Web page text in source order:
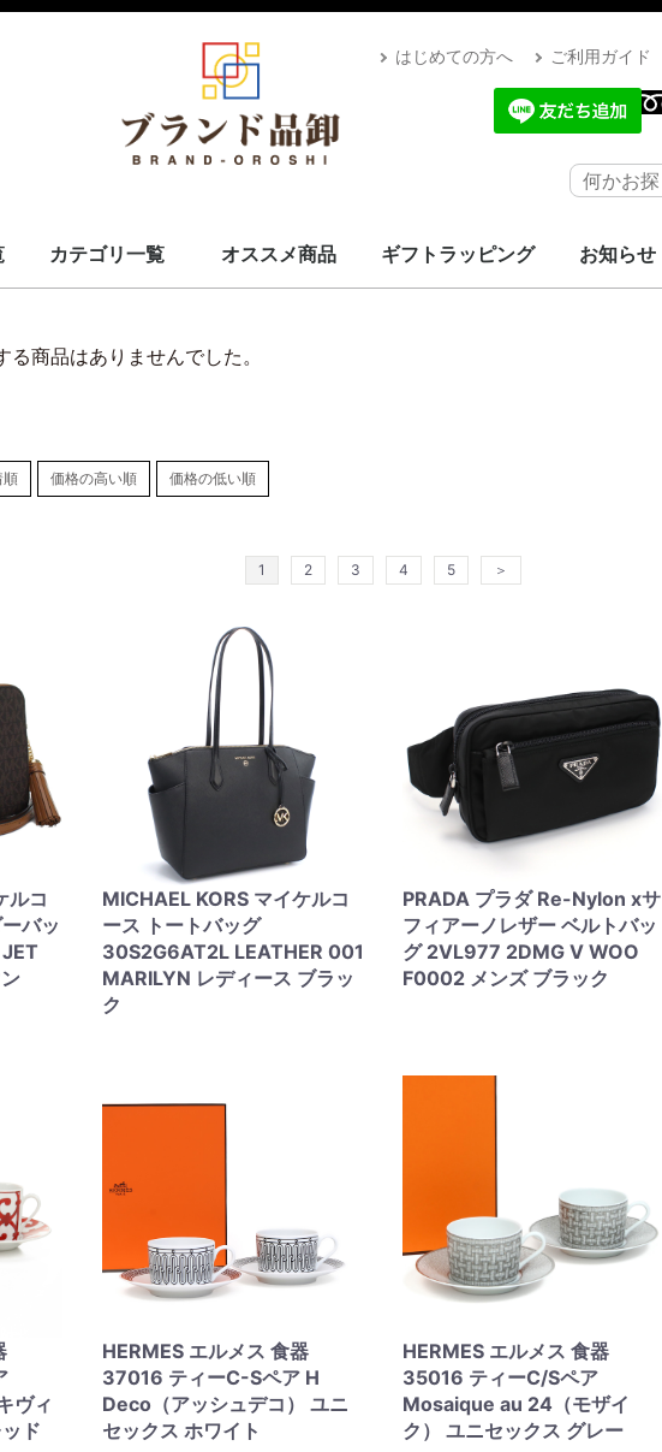
はじめての方へ ご利用ガイド
カテゴリ一覧
スカーフ・マフラー
コート・上着
小物・筆記
バッグ＆ポーチ
財布
腕時計
サングラス、ゴーグル
アロマ＆フレグランス
帽子
靴
ベルト
ネクタイ
アパレル
ベビー用品
靴下・下着
アクセサリ
ペット用品
ギフトラッピング 食器
その他
ALEXANDRE DE PARIS
BRIEFING FONDATION LOUIS VUITTON
CANADA GOOSE
UGG
Stefano Corsini
CAPE HORN
ZANELLATO
IL BISONTE
Vivienne Westwood
GIANNI CHIARINI
CARBOTTI
THENORTHFACE
Advisor
Kahler
Arabia
PATOU
Mackage
Satellite
Carhartt
Banyan's Visa Bay
CUTTER&BUCK
MARKET
PHARMACY
MC2 SAINT
GIORGIO ARMANI
STONEISLAND
YUZEFI
J&M DAVIDSON
Vivienne Westwood
14BROS
STAMERRA
SEE BY CHLOE
PENDLETON
OPENING CEREMONY
MSGM
LACOSTE
Kiton
KAPPA GOLF
HYDROGEN
本間ゴルフ
GOLDEN GOOSE
FRED PERRY
EA7
DROLE DE MONSIEUR
CULTI
Conklin
BUNNIES BY THE BAY
BRUNELLO CUCINELLI
Brioni
BROOKLYN HAT
AVentiQuattrore
ARMANI EXCHANGEADIDAS BY STELLA MCCARTNEY
APEDE MOD
VALEXTRA
MM6
MAISON KITSUNE
ISABEL MARANT
Sara Burglar
Zeus+Dione
Alexander McQueen
MaxMara
Maison Margiela
NIKE
ROLEX
AMI PARIS
JIL SANDER
TOD's
OFF-WHITE
Chloé
MARNI
STELLA MCCARTNEY
CELINE
Karl Lagerfeld
MOOSE KNUCKLES
CANADA GOOSE COMME des GARÇONS
BALMAIN
KENZO
TOM FORD
LOEWE
USED
Dr.Martens
GREGORY
TOMMY HILFIGER
CHARLES JOURDAN
MISSONI
VERSACE
LANVAN
Lunaria Cashmere
WOOLRICH
Côte&Ciel
MONTECORE
MONCLER
MARIMEKKO
DIOR
MIUMIU
Ray-Ban
POLICE
LAVENHAM
VALENTINO
IL BISONTE
HUGO BOSS
TATRAS
Le Sport sac
GOYARD
GIVENCHY
FRANKIE MORELLO
BORGIOLI
GHERARDINI
MARC JACOBS
OUTLET
TORY BURCH
DUVETICA
GLENROYAL
BVLGARI
BURBERRY
BERLUTI
BOTTEGA VENETA
BALENCIAGA
RALPH LAUREN
PRIMA CLASSE
PRADA
Paul Smith
MICHAEL KORS
LONGCHAMP
JIMMY CHOO
JACK SPADE
Jacques Britt
GUCCI
FURLA
FERRAGAMO
FENDI
FELISI
DUNHILL
DOLCE&GABBANA D&G
DIESEL
Di Giorgio
COACH
Christian Louboutin
CALVIN KLEIN
BALLY
CADINI
FEILER
BARK
MCM
Saint Laurent
Orobianco
EMPORIO ARMANI
HERMES
CHANEL
LOUIS VUITTON
オススメ商品 ギフトラッピング お知らせ
商品はありませんでした。
順 価格の高い順 価格の低い順
1 2 3 4 5 ＞
ルコ
バッ
MICHAEL KORS マイケルコ
ース トートバッグ
30S2G6AT2L LEATHER 001
MARILYN レディース ブラッ
ク
PRADA プラダ Re-Nylon xサ
フィアーノレザー ベルトバッ
グ 2VL977 2DMG V WOO
F0002 メンズ ブラック
ヴィ
ド
HERMES エルメス 食器
37016 ティーC-Sペア H
Deco（アッシュデコ） ユニ
セックス ホワイト
HERMES エルメス 食器
35016 ティーC/Sペア
Mosaique au 24（モザイ
ク） ユニセックス グレー